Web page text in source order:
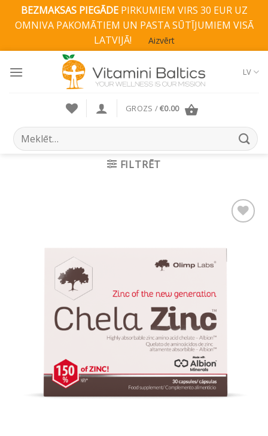
BEZMAKSAS PIEGĀDEPIRKUMIEM VIRS 30 EUR UZ
OMNIVA PAKOMĀTIEM UN PASTA SŪTĪJUMIEM VISĀ
LATVIJĀ!
Aizvērt
LV
GROZS /€0.00
Search
for:
FILTRĒT